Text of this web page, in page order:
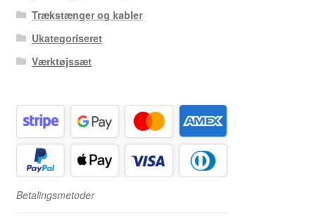
Trækstænger og kabler
Ukategoriseret
Værktøjssæt
Betalingsmetoder